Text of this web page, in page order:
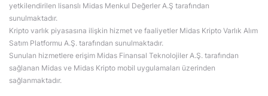
yetkilendirilen lisanslı Midas Menkul Değerler A.Ş tarafından
sunulmaktadır.
Kripto varlık piyasasına ilişkin hizmet ve faaliyetler Midas Kripto Varlık Alım
Satım Platformu A.Ş. tarafından sunulmaktadır.
Sunulan hizmetlere erişim Midas Finansal Teknolojiler A.Ş. tarafından
sağlanan Midas ve Midas Kripto mobil uygulamaları üzerinden
sağlanmaktadır.